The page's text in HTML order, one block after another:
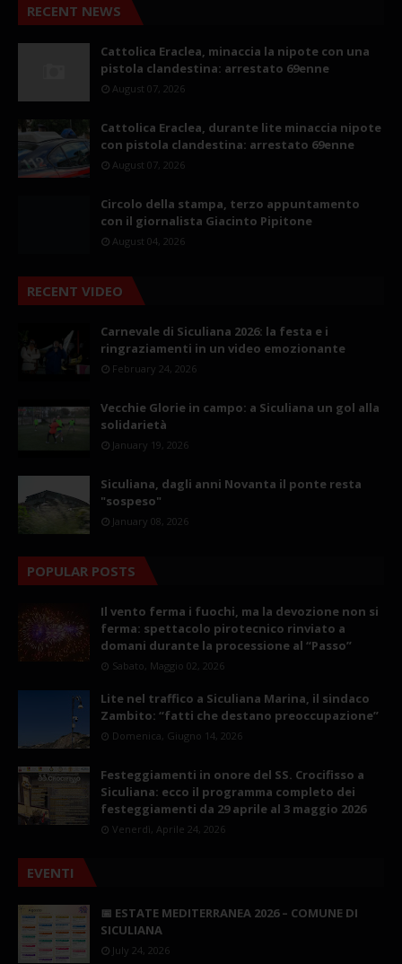
RECENT NEWS
Cattolica Eraclea, minaccia la nipote con una
pistola clandestina: arrestato 69enne
August 07, 2026
Cattolica Eraclea, durante lite minaccia nipote
con pistola clandestina: arrestato 69enne
August 07, 2026
Circolo della stampa, terzo appuntamento
con il giornalista Giacinto Pipitone
August 04, 2026
RECENT VIDEO
Carnevale di Siculiana 2026: la festa e i
ringraziamenti in un video emozionante
February 24, 2026
Vecchie Glorie in campo: a Siculiana un gol alla
solidarietà
January 19, 2026
Siculiana, dagli anni Novanta il ponte resta
"sospeso"
January 08, 2026
POPULAR POSTS
Il vento ferma i fuochi, ma la devozione non si
ferma: spettacolo pirotecnico rinviato a
domani durante la processione al “Passo”
Sabato, Maggio 02, 2026
Lite nel traffico a Siculiana Marina, il sindaco
Zambito: “fatti che destano preoccupazione”
Domenica, Giugno 14, 2026
Festeggiamenti in onore del SS. Crocifisso a
Siculiana: ecco il programma completo dei
festeggiamenti da 29 aprile al 3 maggio 2026
Venerdì, Aprile 24, 2026
EVENTI
📅 ESTATE MEDITERRANEA 2026 – COMUNE DI
SICULIANA
July 24, 2026